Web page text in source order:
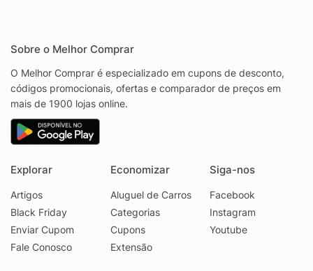
Sobre o Melhor Comprar
O Melhor Comprar é especializado em cupons de desconto,
códigos promocionais, ofertas e comparador de preços em
mais de 1900 lojas online.
Explorar
Artigos
Black Friday
Enviar Cupom
Fale Conosco
Economizar
Aluguel de Carros
Categorias
Cupons
Extensão
Siga-nos
Facebook
Instagram
Youtube